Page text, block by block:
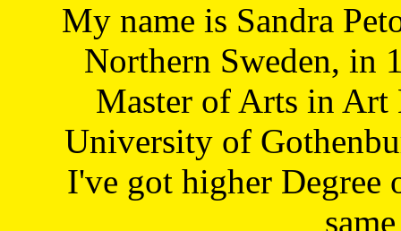
My name is Sandra
Northern Sweden, in
Master of Arts in Art
University of
I've got higher Degree